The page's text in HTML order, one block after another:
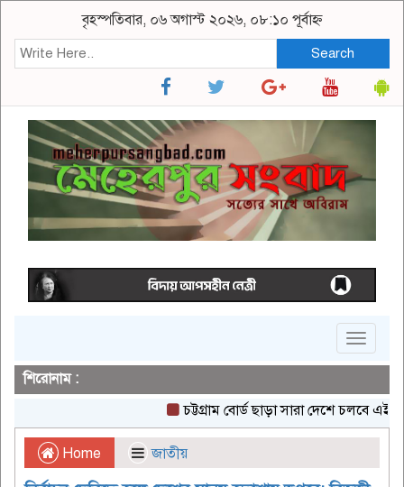
বৃহস্পতিবার, ০৬ অগাস্ট ২০২৬, ০৮:১০ পূর্বাহ্ন
Search
Toggle
শিরোনাম :
চট্টগ্রাম বোর্ড ছাড়া সারা দেশে চলবে এইচএসসি
Home জাতীয়